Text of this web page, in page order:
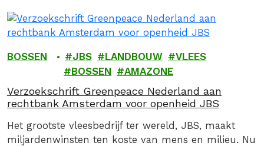
BOSSEN JBS LANDBOUW
VLEES
BOSSEN
AMAZONE
Verzoekschrift Greenpeace Nederland aan
rechtbank Amsterdam voor openheid JBS
Het grootste vleesbedrijf ter wereld, JBS, maakt
miljardenwinsten ten koste van mens en milieu. Nu